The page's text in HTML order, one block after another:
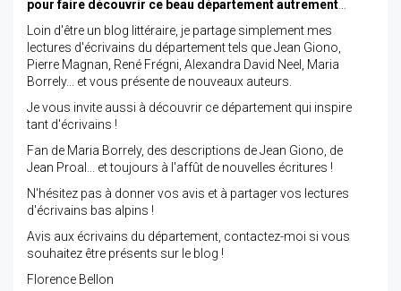
pour faire découvrir ce beau département autrement
Loin d'être un blog littéraire, je partage simplement mes
lectures d'écrivains du département tels que Jean Giono,
Pierre Magnan, René Frégni, Alexandra David Neel, Maria
Borrely... et vous présente de nouveaux auteurs.
Je vous invite aussi à découvrir ce département qui inspire
tant d'écrivains !
Fan de Maria Borrely, des descriptions de Jean Giono, de
Jean Proal... et toujours à l'affût de nouvelles écritures !
N'hésitez pas à donner vos avis et à partager vos lectures
d'écrivains bas alpins !
Avis aux écrivains du département, contactez-moi si vous
souhaitez être présents sur le blog !
Florence Bellon